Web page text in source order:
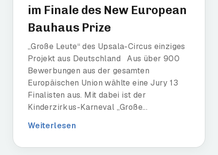
im Finale des New European
Bauhaus Prize
„Große Leute“ des Upsala-Circus einziges
Projekt aus Deutschland Aus über 900
Bewerbungen aus der gesamten
Europäischen Union wählte eine Jury 13
Finalisten aus. Mit dabei ist der
Kinderzirkus-Karneval „Große...
Weiterlesen